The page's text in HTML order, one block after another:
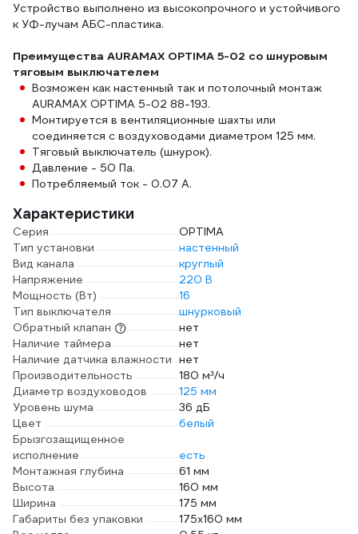
Устройство выполнено из высокопрочного и устойчивого
к УФ-лучам АБС-пластика.
Преимущества AURAMAX OPTIMA 5-02 со шнуровым
тяговым выключателем
Возможен как настенный так и потолочный монтаж
AURAMAX OPTIMA 5-02 88-193.
Монтируется в вентиляционные шахты или
соединяется с воздуховодами диаметром 125 мм.
Тяговый выключатель (шнурок).
Давление - 50 Па.
Потребляемый ток - 0.07 А.
Характеристики
Серия
OPTIMA
Тип установки
настенный
Вид канала
круглый
Напряжение
220 В
Мощность (Вт)
16
Тип выключателя
шнурковый
Обратный клапан
нет
Наличие таймера
нет
Наличие датчика влажности нет
Производительность
180 м³/ч
Диаметр воздуховодов
125 мм
Уровень шума
36 дБ
Цвет
белый
Брызгозащищенное
исполнение
есть
Монтажная глубина
61 мм
Высота
160 мм
Ширина
175 мм
Габариты без упаковки
175x160 мм